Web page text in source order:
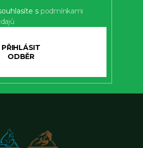
s podmínkami
PŘIHLÁSIT